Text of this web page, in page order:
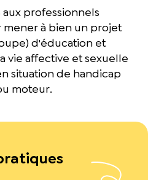
professionnels
à bien un projet
d'éducation et
vie affective et sexuelle
situation de handicap
moteur.